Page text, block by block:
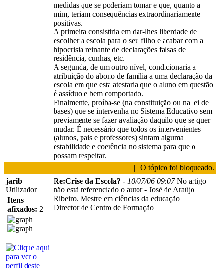
medidas que se poderiam tomar e que, quanto a
mim, teriam consequências extraordinariamente
positivas.
A primeira consistiria em dar-lhes liberdade de
escolher a escola para o seu filho e acabar com a
hipocrisia reinante de declarações falsas de
residência, cunhas, etc.
A segunda, de um outro nível, condicionaria a
atribuição do abono de família a uma declaração da
escola em que esta atestaria que o aluno em questão
é assíduo e bem comportado.
Finalmente, proíba-se (na constituição ou na lei de
bases) que se intervenha no Sistema Educativo sem
previamente se fazer avaliação daquilo que se quer
mudar. É necessário que todos os intervenientes
(alunos, pais e professores) sintam alguma
estabilidade e coerência no sistema para que o
possam respeitar.
| | O tópico foi bloqueado.
jarib
Utilizador
Itens
afixados: 2
Re:Crise da Escola? - 10/07/06 09:07 No artigo
não está referenciado o autor - José de Araújo
Ribeiro. Mestre em ciências da educação
Director de Centro de Formação